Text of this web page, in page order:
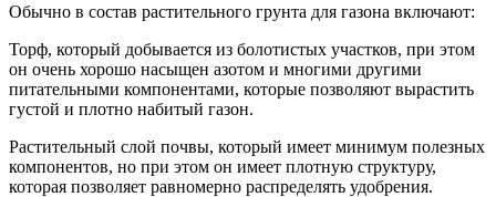
Обычно в состав растительного грунта для газона включают:
Торф, который добывается из болотистых участков, при этом
он очень хорошо насыщен азотом и многими другими
питательными компонентами, которые позволяют вырастить
густой и плотно набитый газон.
Растительный слой почвы, который имеет минимум полезных
компонентов, но при этом он имеет плотную структуру,
которая позволяет равномерно распределять удобрения.